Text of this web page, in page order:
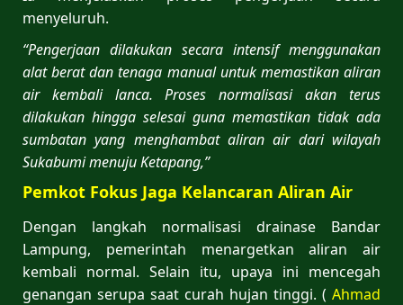
menyeluruh.
“Pengerjaan dilakukan secara intensif menggunakan
alat berat dan tenaga manual untuk memastikan aliran
air kembali lanca. Proses normalisasi akan terus
dilakukan hingga selesai guna memastikan tidak ada
sumbatan yang menghambat aliran air dari wilayah
Sukabumi menuju Ketapang,”
Pemkot Fokus Jaga Kelancaran Aliran Air
Dengan langkah normalisasi drainase Bandar
Lampung, pemerintah menargetkan aliran air
kembali normal. Selain itu, upaya ini mencegah
genangan serupa saat curah hujan tinggi. ( Ahmad